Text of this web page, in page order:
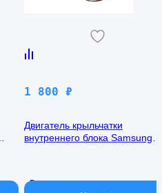
1 800 ₽
Двигатель крыльчатки
внутреннего блока Samsung
В наличии